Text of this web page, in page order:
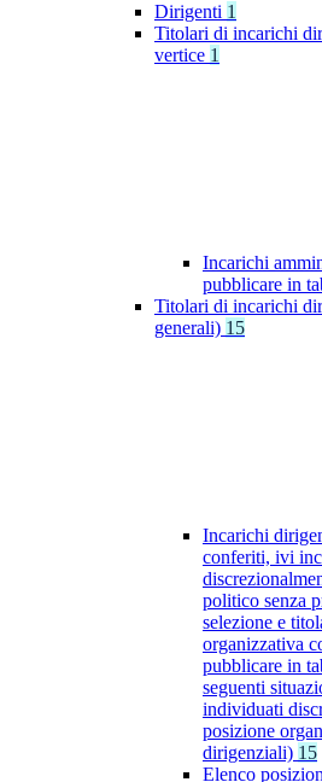
Dirigenti 1
Titolari di incarichi
vertice 1
Incarichi
pubblicare in
Titolari di incarichi
generali) 15
Incarichi
conferiti, ivi
politico senza
selezione e
organizzativa
pubblicare in
seguenti
individuati
posizione
dirigenziali) 15
Elenco